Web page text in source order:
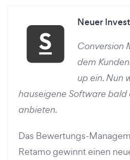
Neuer
Conversion
dem
up ein. Nun
hauseigene Software
anbieten.
Das Bewertungs-
Retamo gewinnt einen